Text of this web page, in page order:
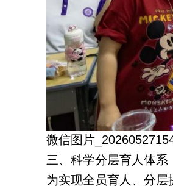
微信图片
三、科学分层育人体
为实现全员育人、分